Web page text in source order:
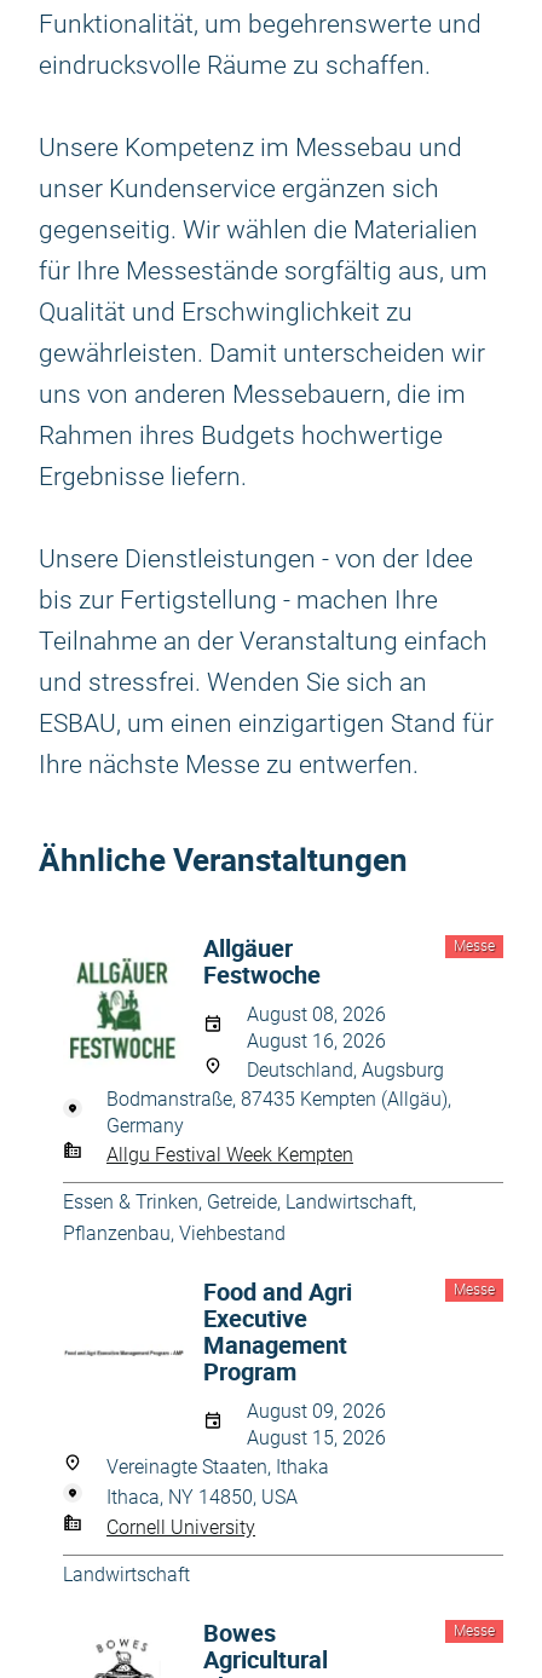
Funktionalität, um begehrenswerte und
eindrucksvolle Räume zu schaffen.
Unsere Kompetenz im Messebau und
unser Kundenservice ergänzen sich
gegenseitig. Wir wählen die Materialien
für Ihre Messestände sorgfältig aus, um
Qualität und Erschwinglichkeit zu
gewährleisten. Damit unterscheiden wir
uns von anderen Messebauern, die im
Rahmen ihres Budgets hochwertige
Ergebnisse liefern.
Unsere Dienstleistungen - von der Idee
bis zur Fertigstellung - machen Ihre
Teilnahme an der Veranstaltung einfach
und stressfrei. Wenden Sie sich an
ESBAU, um einen einzigartigen Stand für
Ihre nächste Messe zu entwerfen.
Ähnliche Veranstaltungen
Messe
Allgäuer
Festwoche
August 08, 2026
August 16, 2026
Deutschland, Augsburg
Bodmanstraße, 87435 Kempten (Allgäu),
Germany
Allgu Festival Week Kempten
Essen & Trinken, Getreide, Landwirtschaft,
Pflanzenbau, Viehbestand
Messe
Food and Agri
Executive
Management
Program
August 09, 2026
August 15, 2026
Vereinagte Staaten, Ithaka
Ithaca, NY 14850, USA
Cornell University
Landwirtschaft
Messe
Bowes
Agricultural